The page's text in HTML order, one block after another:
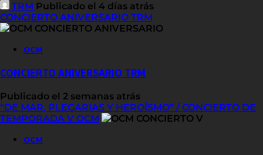
TRM Publicado el 4 días atrás
CONCIERTO ANIVERSARIO TRM
OCM
CONCIERTO ANIVERSARIO TRM
Publicado el 2 semanas atrás
“DE MAR, PLEGARIAS Y HEROÍSMO” / CONCIERTO DE
TEMPORADA V OCM
OCM